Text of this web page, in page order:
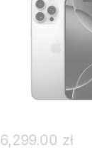
6,299.00 zł